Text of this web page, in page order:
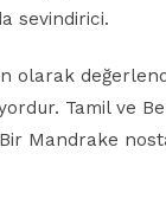
sevindirici.
olarak
Tamil ve
Mandrake